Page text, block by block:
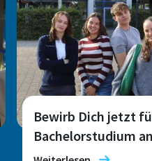
m
n
h
a
Bewirb Dich jetzt
Bachelorstudium